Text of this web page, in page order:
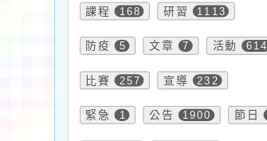
課程 168 研習 1113
防疫 5 文章 7 活動 614
比賽 257 宣導 232
緊急 1 公告 1900 節日